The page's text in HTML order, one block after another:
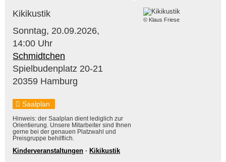
Kikikustik
Sonntag, 20.09.2026,
14:00 Uhr
Schmidtchen
Spielbudenplatz 20-21
20359 Hamburg
Saalplan
Hinweis: der Saalplan dient lediglich zur
Orientierung. Unsere Mitarbeiter sind Ihnen
gerne bei der genauen Platzwahl und
Preisgruppe behilflich.
© Klaus Friese
Kinderveranstaltungen · Kikikustik